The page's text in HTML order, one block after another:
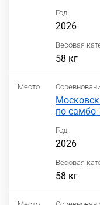
Год
2026
Весовая
58 кг
Место
по самбо
Год
2026
Весовая
58 кг